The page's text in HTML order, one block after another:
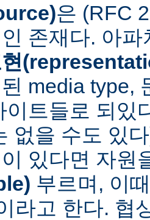
은 (RFC
존재다. 아
media type,
이트들로 되있
없을 수도 있
있다면 자원
부르며, 이
라고 한다. 협